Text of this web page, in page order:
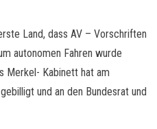
Land, dass AV – Vorschriften
autonomen Fahren wurde
Merkel- Kabinett hat am
und an den Bundesrat und